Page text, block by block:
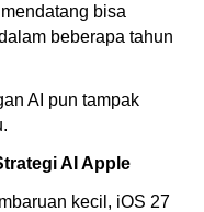
bisa
beberapa tahun
AI pun tampak
AI Apple
kecil, iOS 27